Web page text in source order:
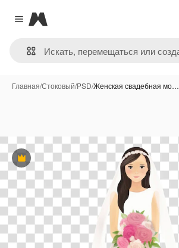
Close menu
Magnific
Главная/Стоковый/PSD/Женская свадебная мо…
Премиум